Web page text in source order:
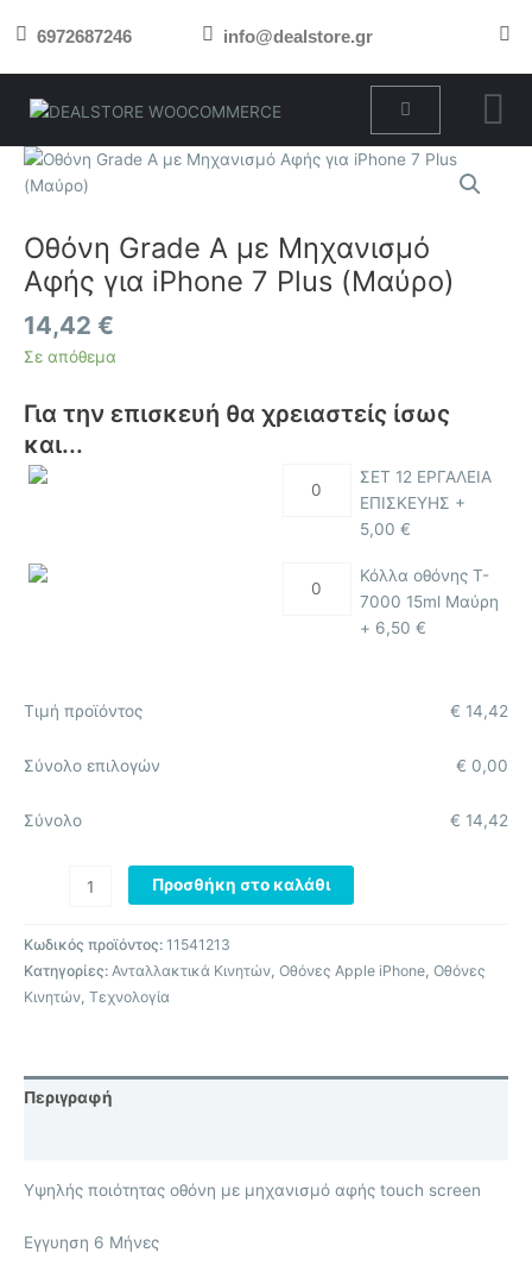
στο 6972687246 info@dealstore.gr
Cart
Οθόνη Grade A με Μηχανισμό
Αφής για iPhone 7 Plus (Μαύρο)
14,42 €
Σε απόθεμα
Για την επισκευή θα χρειαστείς ίσως
και...
ΣΕΤ 12 ΕΡΓΑΛΕΙΑ
ΕΠΙΣΚΕΥΗΣ +
5,00 €
Κόλλα οθόνης T-
7000 15ml Μαύρη
+ 6,50 €
Τιμή προϊόντος 14,42
€
Σύνολο επιλογών 0,00
€
Σύνολο 14,42
€
Οθόνη
Grade
με
Μηχανισμό
Αφής
για
iPhone
7
(Μαύρο)
ποσότητα
Προσθήκη στο καλάθι
Κωδικός προϊόντος: 11541213
Κατηγορίες: Ανταλλακτικά Κινητών, Οθόνες Apple iPhone, Οθόνες
Κινητών, Τεχνολογία
Περιγραφή
Υψηλής ποιότητας οθόνη με μηχανισμό αφής touch screen
Eγγυηση 6 Μήνες